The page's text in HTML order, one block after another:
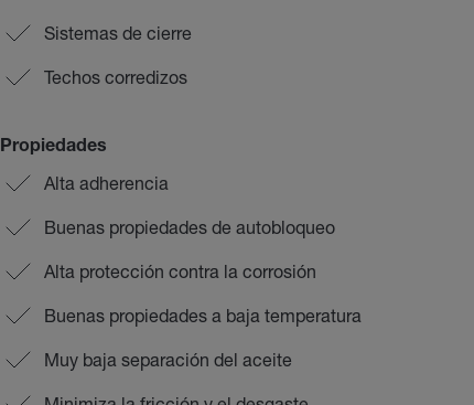
Sistemas de cierre
Techos corredizos
Propiedades
Alta adherencia
Buenas propiedades de autobloqueo
Alta protección contra la corrosión
Buenas propiedades a baja temperatura
Muy baja separación del aceite